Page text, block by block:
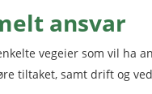
ansvar
vegeier som vil ha
tiltaket, samt drift og